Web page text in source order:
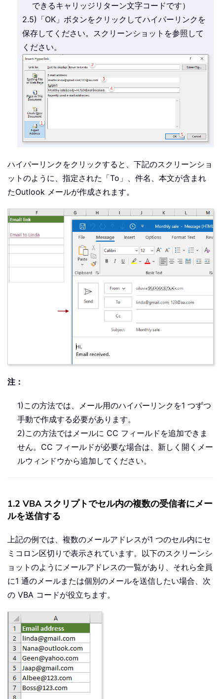
できるキャリッジリターン文字コードです）
2.5)「OK」ボタンをクリックしてハイパーリンクを
保存してください。スクリーンショットを参照して
ください。
ハイパーリンクをクリックすると、下記のスクリーンショ
ットのように、指定された「To」、件名、本文が含まれ
たOutlook メールが作成されます。
注：
1)この方法では、メール用のハイパーリンクを1 つずつ
手動で作成する必要があります。
2)この方法ではメールに CC フィールドを追加できま
せん。CC フィールドが必要な場合は、新しく開くメー
ルウィンドウから追加してください。
1.2 VBA スクリプトでセル内の複数の受信者にメー
ルを送信する
上記の例では、複数のメールアドレスが1 つのセル内にセ
ミコロン区切りで表示されています。以下のスクリーンシ
ョットのようにメールアドレスの一覧があり、それら全員
に1 通のメールまたは個別のメールを送信したい場合、次
の VBA コードが役立ちます。